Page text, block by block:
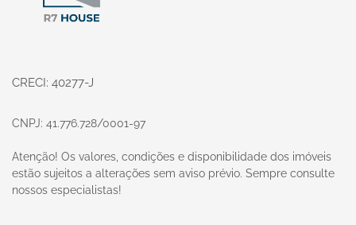
CRECI: 40277-J
CNPJ: 41.776.728/0001-97
Atenção! Os valores, condições e disponibilidade dos imóveis
estão sujeitos a alterações sem aviso prévio. Sempre consulte
nossos especialistas!